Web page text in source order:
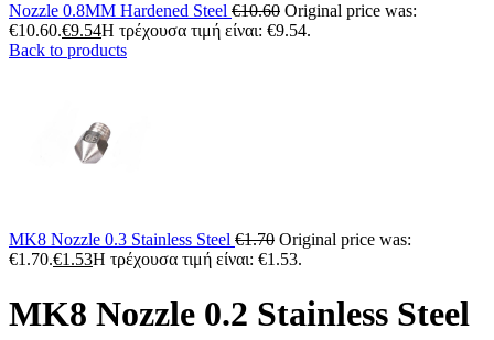
Nozzle 0.8MM Hardened Steel €10.60 Original price was:
€10.60.€9.54Η τρέχουσα τιμή είναι: €9.54.
Back to products
MK8 Nozzle 0.3 Stainless Steel €1.70 Original price was:
€1.70.€1.53Η τρέχουσα τιμή είναι: €1.53.
MK8 Nozzle 0.2 Stainless Steel